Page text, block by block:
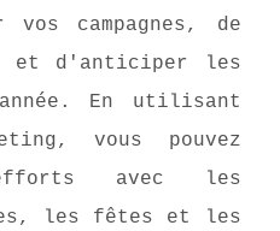
campagnes, de
et d'anticiper les
En utilisant
vous pouvez
avec les
les fêtes et les